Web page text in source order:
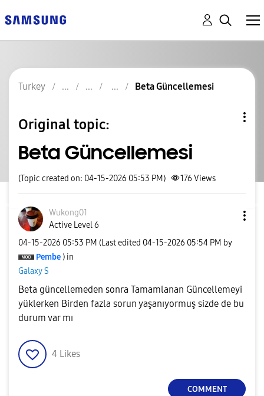
Turkey Beta Güncellemesi
Original topic:
Beta Güncellemesi
(Topic created on: 04-15-2026 05:53 PM) 176 Views
Wukong01
Active Level 6
‎04-15-2026 05:53 PM (Last edited ‎04-15-2026 05:54 PM by
Pembe ) in
Galaxy S
Beta güncellemeden sonra Tamamlanan Güncellemeyi
yüklerken Birden fazla sorun yaşanıyormuş sizde de bu
durum var mı
4 Likes
COMMENT